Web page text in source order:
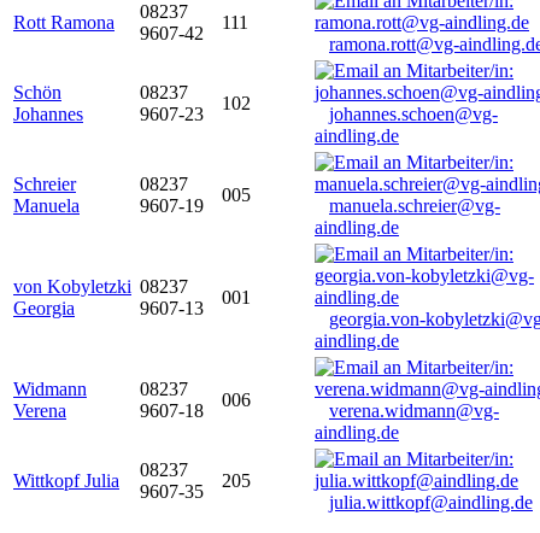
Rott Ramona
08237
9607-42
111
ramona.rott@vg-
Schön
Johannes
08237
9607-23
102
johannes.schoen@vg-
aindling.de
Schreier
Manuela
08237
9607-19
005
manuela.schreier@vg-
aindling.de
von Kobyletzki
Georgia
08237
9607-13
001
georgia.von-
aindling.de
Widmann
Verena
08237
9607-18
006
verena.widmann@vg-
aindling.de
Wittkopf Julia
08237
9607-35
205
julia.wittkopf@aindling.de